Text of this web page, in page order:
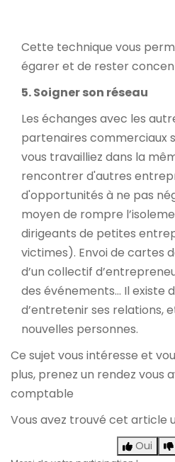
Cette technique vous
égarer et de rester
5. Soigner son réseau
Les échanges avec les
partenaires commerciaux
vous travailliez dans la
rencontrer d'autres
d'opportunités à ne pas
moyen de rompre
dirigeants de petites
victimes). Envoi de cartes
d’un collectif
des événements… Il existe
d’entretenir ses relations,
nouvelles personnes.
Ce sujet vous intéresse et
plus, prenez un rendez vous
comptable
Vous avez trouvé cet article
Oui